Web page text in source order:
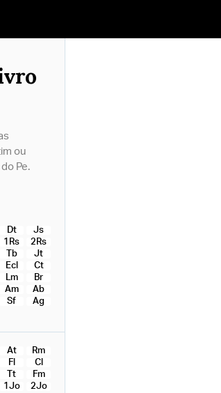
ou
Pe.
Dt
Js
1Rs
2Rs
Tb
Jt
Ecl
Ct
Lm
Br
Am
Ab
Sf
Ag
At
Rm
Fl
Cl
Tt
Fm
1Jo
2Jo